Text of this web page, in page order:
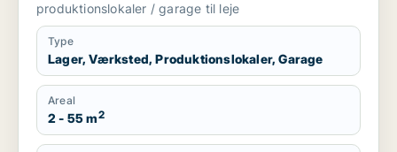
produktionslokaler / garage til leje
Type
Lager, Værksted, Produktionslokaler, Garage
Areal
2 - 55 m2